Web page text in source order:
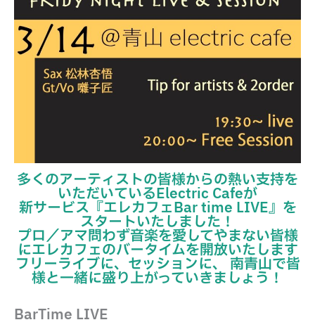
多くのアーティストの皆様からの熱い支持を
いただいているElectric Cafeが
新サービス『エレカフェBar time LIVE』を
スタートいたしました！
プロ／アマ問わず音楽を愛してやまない皆様
にエレカフェのバータイムを開放いたします
フリーライブに、セッションに、 南青山で皆
様と一緒に盛り上がっていきましょう！
BarTime LIVE